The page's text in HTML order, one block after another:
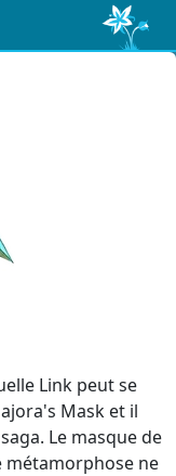
Link peut se
Mask et il
Le masque de
métamorphose ne